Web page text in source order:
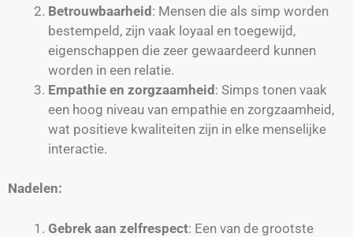
Betrouwbaarheid: Mensen die als simp worden
bestempeld, zijn vaak loyaal en toegewijd,
eigenschappen die zeer gewaardeerd kunnen
worden in een relatie.
Empathie en zorgzaamheid: Simps tonen vaak
een hoog niveau van empathie en zorgzaamheid,
wat positieve kwaliteiten zijn in elke menselijke
interactie.
Nadelen:
Gebrek aan zelfrespect: Een van de grootste